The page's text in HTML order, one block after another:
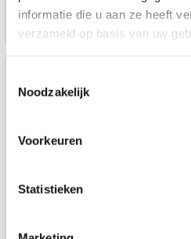
informatie die u aan ze heeft
verzameld op basis van uw
Noodzakelijk
Voorkeuren
Statistieken
op